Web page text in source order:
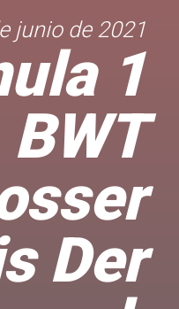
junio de 2021
1
BWT
Der